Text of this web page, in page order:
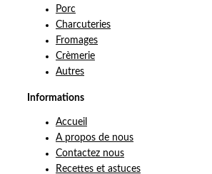
Porc
Charcuteries
Fromages
Crèmerie
Autres
Informations
Accueil
A propos de nous
Contactez nous
Recettes et astuces